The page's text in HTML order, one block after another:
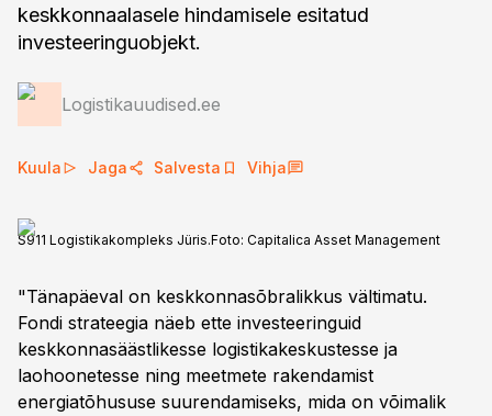
keskkonnaalasele hindamisele esitatud
investeeringuobjekt.
Logistikauudised.ee
Kuula Jaga Salvesta Vihja
S911 Logistikakompleks Jüris.Foto: Capitalica Asset Management
"Tänapäeval on keskkonnasõbralikkus vältimatu.
Fondi strateegia näeb ette investeeringuid
keskkonnasäästlikesse logistikakeskustesse ja
laohoonetesse ning meetmete rakendamist
energiatõhususe suurendamiseks, mida on võimalik